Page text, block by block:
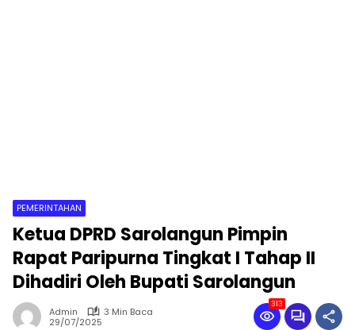
PEMERINTAHAN
Ketua DPRD Sarolangun Pimpin
Rapat Paripurna Tingkat I Tahap II
Dihadiri Oleh Bupati Sarolangun
Admin
3 Min Baca
29/07/2025
313